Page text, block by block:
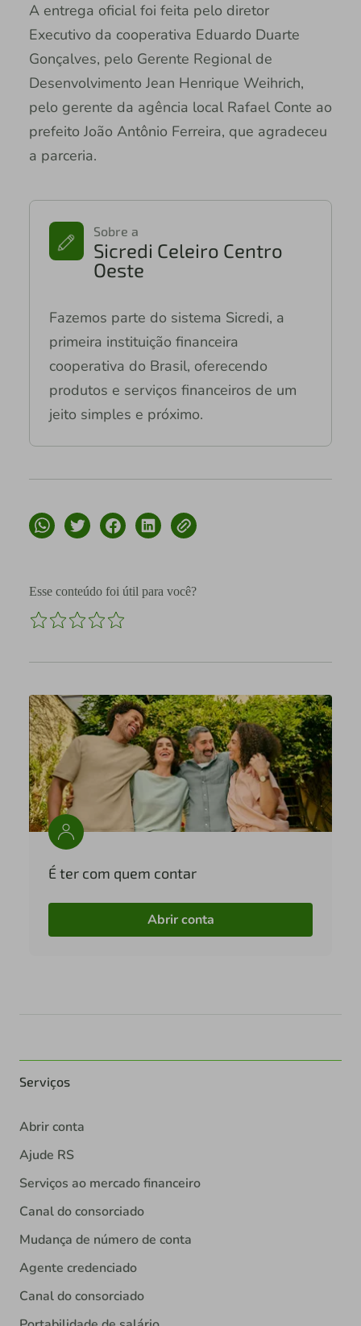
A entrega oficial foi feita pelo diretor
Executivo da cooperativa Eduardo Duarte
Gonçalves, pelo Gerente Regional de
Desenvolvimento Jean Henrique Weihrich,
pelo gerente da agência local Rafael Conte ao
prefeito João Antônio Ferreira, que agradeceu
a parceria.
Sobre a
Sicredi Celeiro Centro
Oeste
Fazemos parte do sistema Sicredi, a
primeira instituição financeira
cooperativa do Brasil, oferecendo
produtos e serviços financeiros de um
jeito simples e próximo.
Esse conteúdo foi útil para você?
É ter com quem contar
Abrir conta
Serviços
Abrir conta
Ajude RS
Serviços ao mercado financeiro
Canal do consorciado
Mudança de número de conta
Agente credenciado
Canal do consorciado